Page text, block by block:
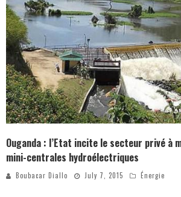
Ouganda : l’Etat incite le secteur privé à
mini-centrales hydroélectriques
Boubacar Diallo July 7, 2015 Énergie